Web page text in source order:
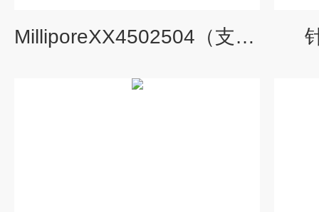
MilliporeXX4502504（支撑网）